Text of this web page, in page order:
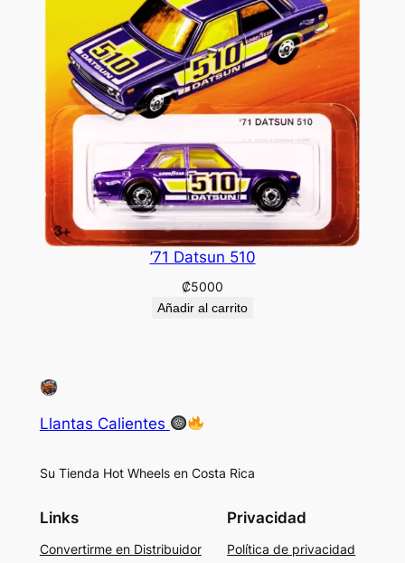
’71 Datsun 510
₡5000
Añadir al carrito
Llantas Calientes
Su Tienda Hot Wheels en Costa Rica
Links
Convertirme en Distribuidor
Privacidad
Política de privacidad